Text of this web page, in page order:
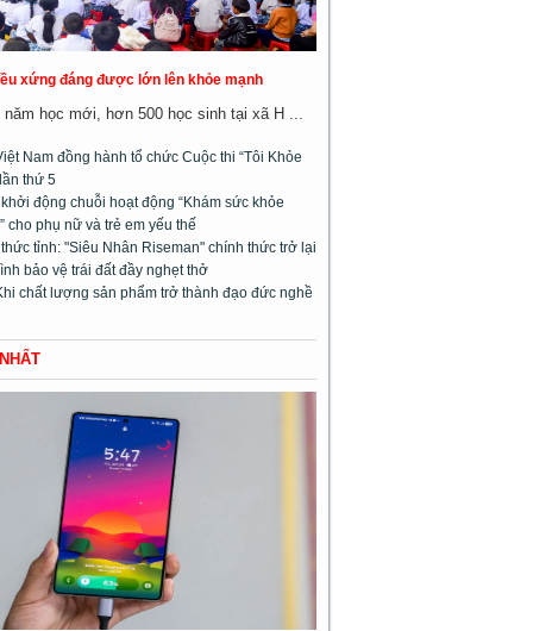
xứng đáng được lớn lên khỏe mạnh
học mới, hơn 500 học sinh tại xã H ...
Nam đồng hành tổ chức Cuộc thi “Tôi Khỏe
thứ 5
động chuỗi hoạt động “Khám sức khỏe
cho phụ nữ và trẻ em yếu thế
tỉnh: "Siêu Nhân Riseman" chính thức trở lại
bảo vệ trái đất đầy nghẹt thở
chất lượng sản phẩm trở thành đạo đức nghề